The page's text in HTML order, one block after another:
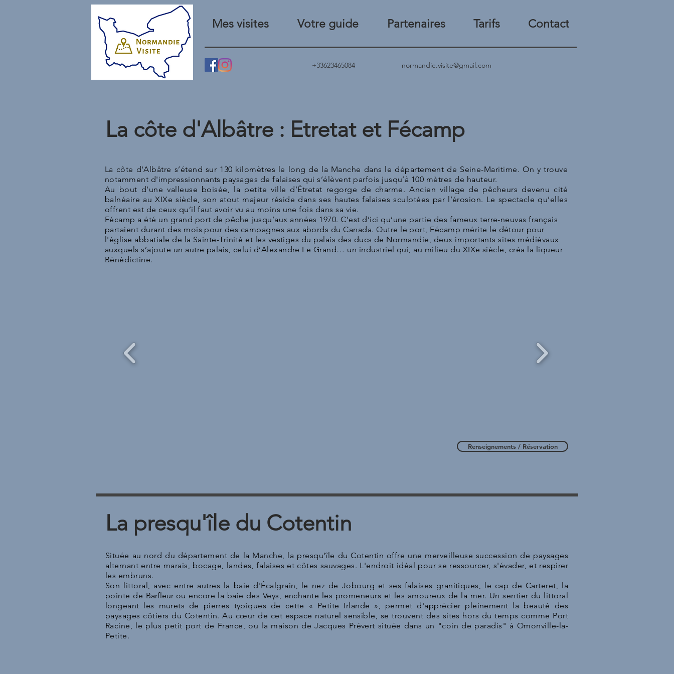
Mes visites Votre guide Partenaires Tarifs Contact
+33623465084 normandie.visite@gmail.com
La côte d'Albâtre : Etretat et Fécamp
La côte d'Albâtre s’étend sur 130 kilomètres le long de la Manche dans le département de Seine-Maritime. On y trouve
notamment d'impressionnants paysages de falaises qui s’élèvent parfois jusqu’à 100 mètres de hauteur.
Au bout d’une valleuse boisée, la petite ville d’Étretat regorge de charme. Ancien village de pêcheurs devenu cité
balnéaire au XIXe siècle, son atout majeur réside dans ses hautes falaises sculptées par l’érosion. Le spectacle qu’elles
offrent est de ceux qu’il faut avoir vu au moins une fois dans sa vie.
Fécamp a été un grand port de pêche jusqu’aux années 1970. C’est d’ici qu’une partie des fameux terre-neuvas français
partaient durant des mois pour des campagnes aux abords du Canada. Outre le port, Fécamp mérite le détour pour
l'église abbatiale de la Sainte-Trinité et les vestiges du palais des ducs de Normandie, deux importants sites médiévaux
auxquels s’ajoute un autre palais, celui d’Alexandre Le Grand… un industriel qui, au milieu du XIXe siècle, créa la liqueur
Bénédictine.
Renseignements / Réservation
La presqu'île du Cotentin
Située au nord du département de la Manche, la presqu'île du Cotentin offre une merveilleuse succession de paysages
alternant entre marais, bocage, landes, falaises et côtes sauvages. L'endroit idéal pour se ressourcer, s'évader, et respirer
les embruns.
Son littoral, avec entre autres la baie d'Écalgrain, le nez de Jobourg et ses falaises granitiques, le cap de Carteret, la
pointe de Barfleurou encore la baie des Veys, enchante les promeneurs et les amoureux de la mer. Un sentier du littoral
longeant les murets de pierres typiques de cette « Petite Irlande », permet d'apprécier pleinement la beauté des
paysages côtiers du Cotentin. Au cœur de cet espace naturel sensible, se trouvent des sites hors du temps comme Port
Racine, le plus petit port de France, ou la maison de Jacques Prévert située dans un "coin de paradis" à Omonville-la-
Petite.